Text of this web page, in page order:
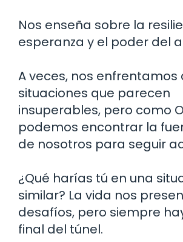
Nos enseña sobre la
esperanza y el poder del
A veces, nos enfrentamos
situaciones que parecen
insuperables, pero como
podemos encontrar la
de nosotros para seguir
¿Qué harías tú en una
similar? La vida nos
desafíos, pero siempre
final del túnel.